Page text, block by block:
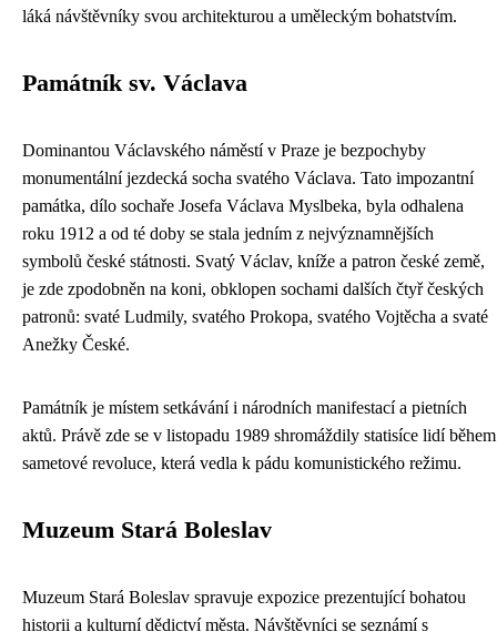
láká návštěvníky svou architekturou a uměleckým bohatstvím.
Památník sv. Václava
Dominantou Václavského náměstí v Praze je bezpochyby
monumentální jezdecká socha svatého Václava. Tato impozantní
památka, dílo sochaře Josefa Václava Myslbeka, byla odhalena
roku 1912 a od té doby se stala jedním z nejvýznamnějších
symbolů české státnosti. Svatý Václav, kníže a patron české země,
je zde zpodobněn na koni, obklopen sochami dalších čtyř českých
patronů: svaté Ludmily, svatého Prokopa, svatého Vojtěcha a svaté
Anežky České.
Památník je místem setkávání i národních manifestací a pietních
aktů. Právě zde se v listopadu 1989 shromáždily statisíce lidí během
sametové revoluce, která vedla k pádu komunistického režimu.
Muzeum Stará Boleslav
Muzeum Stará Boleslav spravuje expozice prezentující bohatou
historii a kulturní dědictví města. Návštěvníci se seznámí s